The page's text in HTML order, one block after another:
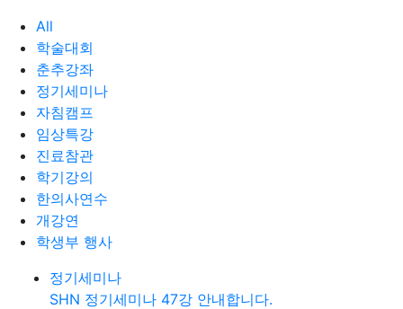
All
학술대회
춘추강좌
정기세미나
자침캠프
임상특강
진료참관
학기강의
한의사연수
개강연
학생부 행사
정기세미나
SHN 정기세미나 47강 안내합니다.